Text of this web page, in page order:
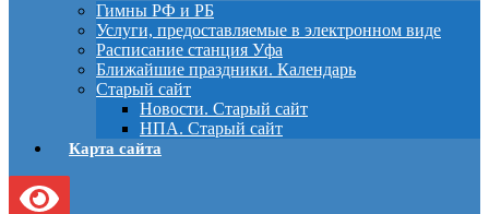
Гимны РФ и РБ
Услуги, предоставляемые в электронном виде
Расписание станция Уфа
Ближайшие праздники. Календарь
Старый сайт
Новости. Старый сайт
НПА. Старый сайт
Карта сайта